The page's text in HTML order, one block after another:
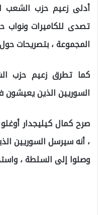
أدلى زعيم حزب الشعب
تصدى للكاميرات
المجموعة ، بتصريحات
كما تطرق زعيم حزب
السوريين الذين يعيشون
صرح كمال كيليجدار
، أنه سيرسل السوريين
وصلوا إلى السلطة ،